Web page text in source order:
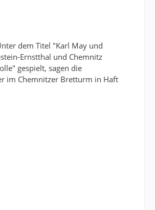
dem Titel "Karl May und
Ernstthal und Chemnitz
gespielt, sagen die
im Chemnitzer Bretturm in Haft